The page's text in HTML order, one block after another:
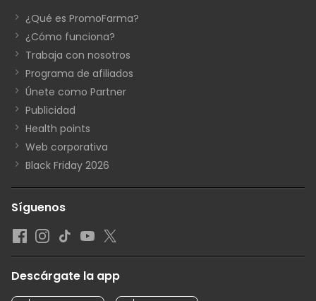
¿Qué es PromoFarma?
¿Cómo funciona?
Trabaja con nosotros
Programa de afiliados
Únete como Partner
Publicidad
Health points
Web corporativa
Black Friday 2026
Síguenos
Descárgate la app